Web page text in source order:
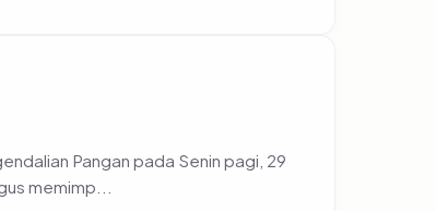
Pangan pada Senin pagi, 29
memimp...